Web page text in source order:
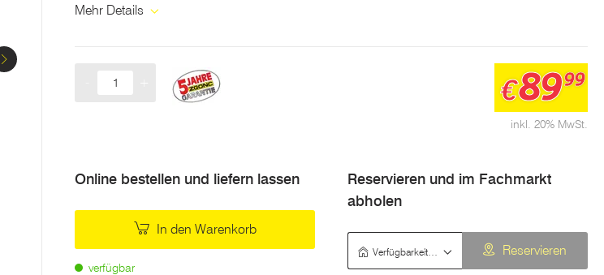
Mehr Details
inkl. 20% MwSt.
€8999
Online bestellen und liefern lassen
In den Warenkorb
verfügbar
Reservieren und im Fachmarkt
abholen
Reservieren